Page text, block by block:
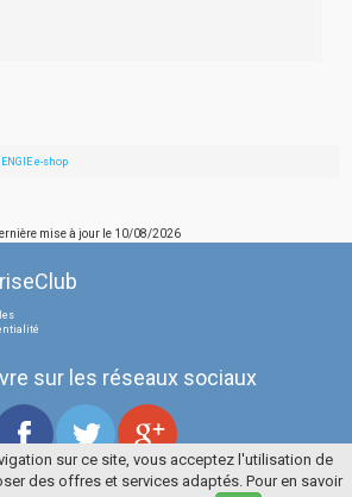
ENGIE e-shop
mise à jour le 10/08/2026
sur les réseaux sociaux
Tous droits réservés
sur ce site, vous acceptez l'utilisation de
des offres et services adaptés. Pour en savoir